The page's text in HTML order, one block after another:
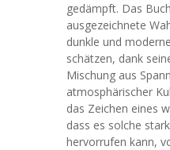
gedämpft. Das
ausgezeichnete
dunkle und
schätzen, dank
Mischung aus
atmosphärischer
das Zeichen eines
dass es solche
hervorrufen kann,